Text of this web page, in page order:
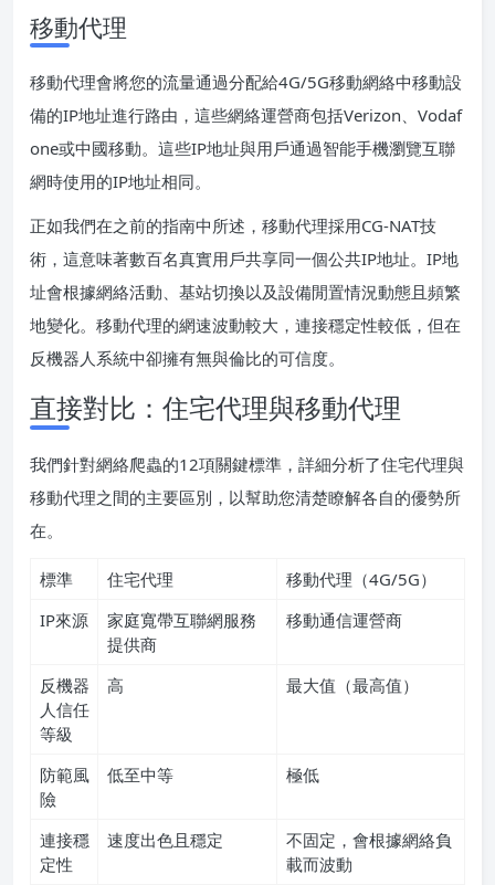
移動代理
移動代理會將您的流量通過分配給4G/5G移動網絡中移動設
備的IP地址進行路由，這些網絡運營商包括Verizon、Vodaf
one或中國移動。這些IP地址與用戶通過智能手機瀏覽互聯
網時使用的IP地址相同。
正如我們在之前的指南中所述，移動代理採用CG-NAT技
術，這意味著數百名真實用戶共享同一個公共IP地址。IP地
址會根據網絡活動、基站切換以及設備閒置情況動態且頻繁
地變化。移動代理的網速波動較大，連接穩定性較低，但在
反機器人系統中卻擁有無與倫比的可信度。
直接對比：住宅代理與移動代理
我們針對網絡爬蟲的12項關鍵標準，詳細分析了住宅代理與
移動代理之間的主要區別，以幫助您清楚瞭解各自的優勢所
在。
標準 住宅代理
移動代理（4G/5G）
IP來源
家庭寬帶互聯網服務
提供商
移動通信運營商
反機器
人信任
等級
高 最大值（最高值）
防範風
險
低至中等 極低
連接穩
定性
速度出色且穩定
不固定，會根據網絡負
載而波動